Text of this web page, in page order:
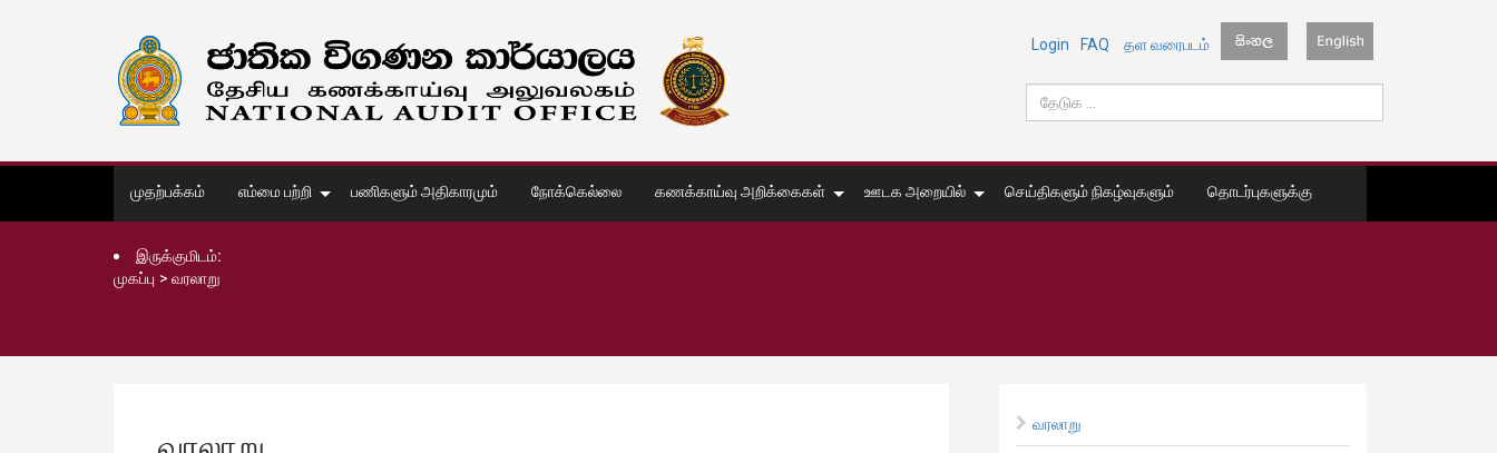
Login FAQ தள வரைபடம்
முதற்பக்கம் எம்மை பற்றி பணிகளும் அதிகாரமும் நோக்கெல்லை கணக்காய்வு அறிக்கைகள் ஊடக அறையில் செய்திகளும் நிகழ்வுகளும் தொடர்புகளுக்கு
இருக்குமிடம்:
முகப்பு > வரலாறு
வரலாறு